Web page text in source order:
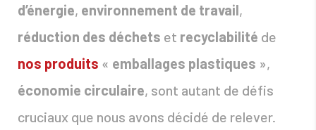
d’énergie, environnement de travail,
réduction des déchets et recyclabilité de
nos produits « emballages plastiques »,
économie circulaire, sont autant de défis
cruciaux que nous avons décidé de relever.